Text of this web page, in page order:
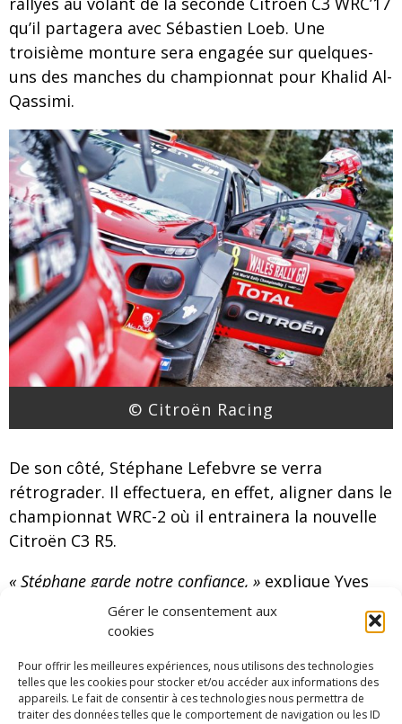
Gérer le consentement aux
cookies
Pour offrir les meilleures expériences, nous utilisons des technologies
telles que les cookies pour stocker et/ou accéder aux informations des
appareils. Le fait de consentir à ces technologies nous permettra de
traiter des données telles que le comportement de navigation ou les ID
qu’il partagera avec Sébastien Loeb. Une
troisième monture sera engagée sur quelques-
uns des manches du championnat pour Khalid Al-
Qassimi.
© Citroën Racing
De son côté, Stéphane Lefebvre se verra
rétrograder. Il effectuera, en effet, aligner dans le
championnat WRC-2 où il entrainera la nouvelle
Citroën C3 R5.
« Stéphane garde notre confiance, » explique Yves
Matton, directeur de Citroën Racing.
sommes persuadés qu’il sera un bon ambassadeur
de gros espoirs. Et ce programme va lui permettre de
continuer à prendre de l’expérience, et poursuivre